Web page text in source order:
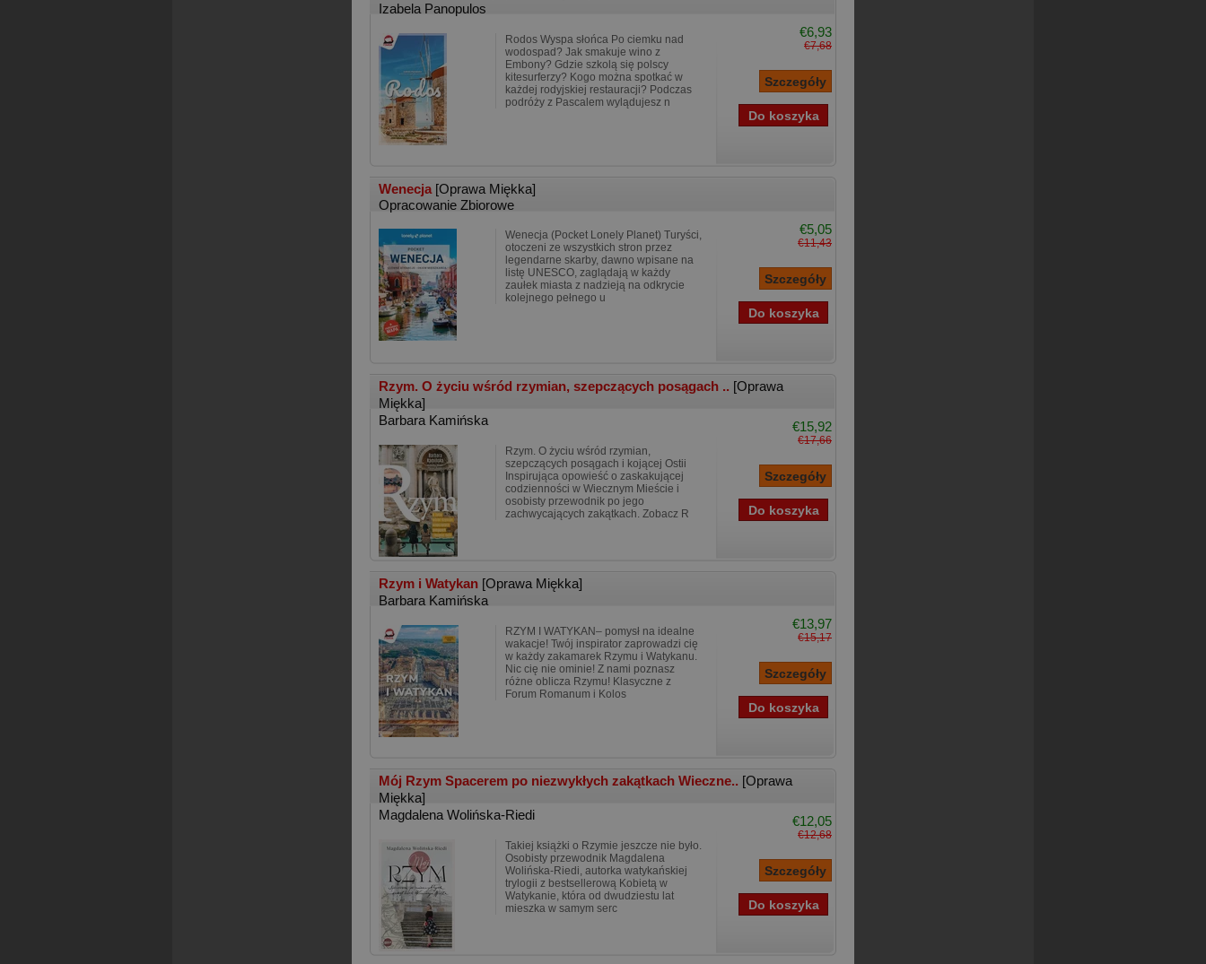
Izabela Panopulos
Rodos Wyspa słońca Po ciemku nad
wodospad? Jak smakuje wino z
Embony? Gdzie szkolą się polscy
kitesurferzy? Kogo można spotkać w
każdej rodyjskiej restauracji? Podczas
podróży z Pascalem wylądujesz n
€6,93
€7,68
Wenecja [Oprawa Miękka]
Opracowanie Zbiorowe
Wenecja (Pocket Lonely Planet) Turyści,
otoczeni ze wszystkich stron przez
legendarne skarby, dawno wpisane na
listę UNESCO, zaglądają w każdy
zaułek miasta z nadzieją na odkrycie
kolejnego pełnego u
€5,05
€11,43
Rzym. O życiu wśród rzymian, szepczących posągach .. [Oprawa
Miękka]
Barbara Kamińska
Rzym. O życiu wśród rzymian,
szepczących posągach i kojącej Ostii
Inspirująca opowieść o zaskakującej
codzienności w Wiecznym Mieście i
osobisty przewodnik po jego
zachwycających zakątkach. Zobacz R
€15,92
€17,66
Rzym i Watykan [Oprawa Miękka]
Barbara Kamińska
RZYM I WATYKAN– pomysł na idealne
wakacje! Twój inspirator zaprowadzi cię
w każdy zakamarek Rzymu i Watykanu.
Nic cię nie ominie! Z nami poznasz
różne oblicza Rzymu! Klasyczne z
Forum Romanum i Kolos
€13,97
€15,17
Mój Rzym Spacerem po niezwykłych zakątkach Wieczne.. [Oprawa
Miękka]
Magdalena Wolińska-Riedi
Takiej książki o Rzymie jeszcze nie było.
Osobisty przewodnik Magdalena
Wolińska-Riedi, autorka watykańskiej
trylogii z bestsellerową Kobietą w
Watykanie, która od dwudziestu lat
mieszka w samym serc
€12,05
€12,68